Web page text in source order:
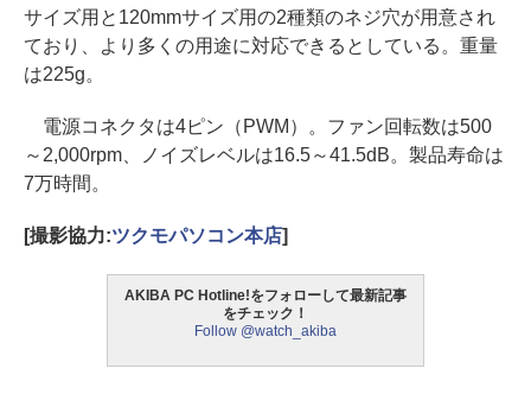
サイズ用と120mmサイズ用の2種類のネジ穴が用意され
ており、より多くの用途に対応できるとしている。重量
は225g。
電源コネクタは4ピン（PWM）。ファン回転数は500
～2,000rpm、ノイズレベルは16.5～41.5dB。製品寿命は
7万時間。
[撮影協力:ツクモパソコン本店]
AKIBA PC Hotline!をフォローして最新記事
をチェック！
Follow @watch_akiba